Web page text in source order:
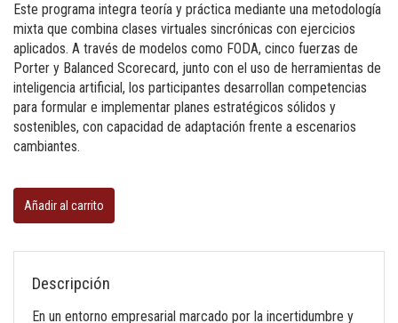
Este programa integra teoría y práctica mediante una metodología
mixta que combina clases virtuales sincrónicas con ejercicios
aplicados. A través de modelos como FODA, cinco fuerzas de
Porter y Balanced Scorecard, junto con el uso de herramientas de
inteligencia artificial, los participantes desarrollan competencias
para formular e implementar planes estratégicos sólidos y
sostenibles, con capacidad de adaptación frente a escenarios
cambiantes.
estratégica
cantidad
Añadir al carrito
Descripción
En un entorno empresarial marcado por la incertidumbre y